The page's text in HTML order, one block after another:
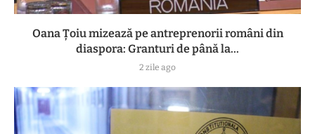
Oana Țoiu mizează pe antreprenorii români din
diaspora: Granturi de până la...
2 zile ago